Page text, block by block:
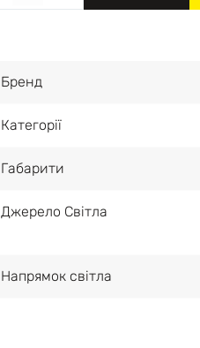
Бренд
Категорії
Габарити
Джерело Світла
Напрямок світла